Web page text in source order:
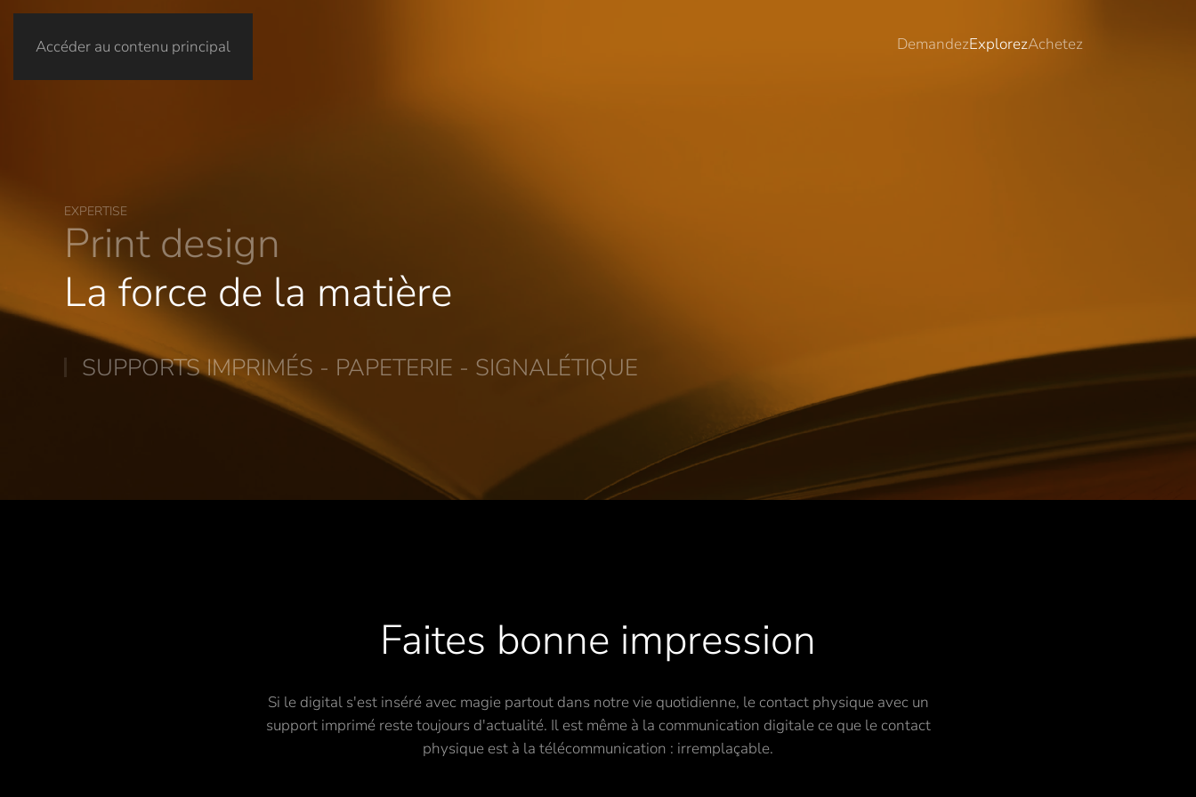
Accéder au contenu principal DemandezExplorezAchetez
EXPERTISE
Print design
La force de la matière
SUPPORTS IMPRIMÉS - PAPETERIE - SIGNALÉTIQUE
Faites bonne impression
Si le digital s'est inséré avec magie partout dans notre vie quotidienne, le contact physique avec un
support imprimé reste toujours d'actualité. Il est même à la communication digitale ce que le contact
physique est à la télécommunication : irremplaçable.